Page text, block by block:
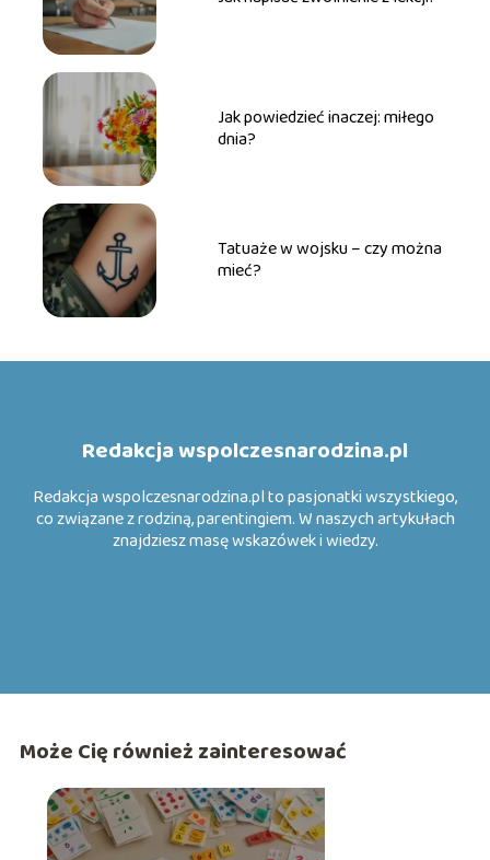
Jak powiedzieć inaczej: miłego
dnia?
Tatuaże w wojsku – czy można
mieć?
Redakcja wspolczesnarodzina.pl
Redakcja wspolczesnarodzina.pl to pasjonatki wszystkiego,
co związane z rodziną, parentingiem. W naszych artykułach
znajdziesz masę wskazówek i wiedzy.
Może Cię również zainteresować